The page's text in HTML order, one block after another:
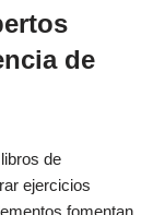
de
de
ejercicios
fomentan